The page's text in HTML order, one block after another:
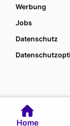
Werbung
Jobs
Datenschutz
Home